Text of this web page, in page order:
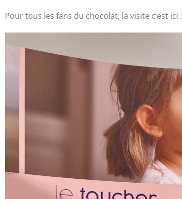
Pour tous les fans du chocolat, la visite c’est ici :